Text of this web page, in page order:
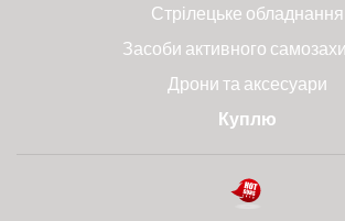
Стрілецьке обладнання
Засоби активного
Дрони та аксесуари
Куплю